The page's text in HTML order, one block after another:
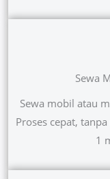
Sewa
Sewa mobil atau
Proses cepat,
1